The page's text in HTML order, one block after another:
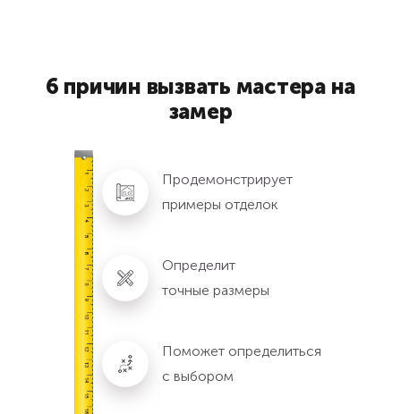
6 причин вызвать мастера на
замер
Продемонстрирует
примеры отделок
Определит
точные размеры
Поможет определиться
с выбором